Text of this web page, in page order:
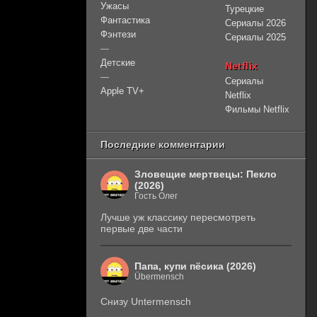
Ужасы
Фантастика
Фэнтези
—
Детские
—
Apple TV+
Турецкие
Сериалы 2026
Сериалы 2025
Netflix
Сериалы
Netflix
Фильмы Netflix
Последние комментарии
Зловещие мертвецы: Пекло
(2026)
Гость Олег
Лучше уж классику пересмотреть
первые две части
Папа, купи пёсика (2026)
Übermensch
Снизу Untermensch